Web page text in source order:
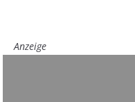
Anzeige